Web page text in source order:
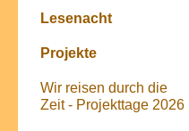
Lesenacht
Projekte
Wir reisen durch die
Zeit - Projekttage 2026